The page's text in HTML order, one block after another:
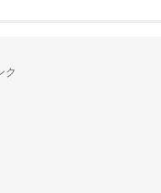
ク